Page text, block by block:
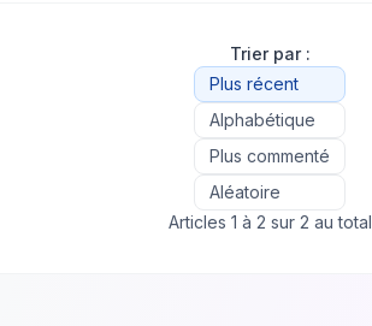
Trier par :
Plus récent
Alphabétique
Plus commenté
Aléatoire
Articles 1 à 2 sur 2 au total